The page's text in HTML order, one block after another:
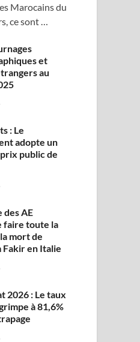
Marocains du
ce sont …
et
au
: Le
adopte un
public de
des AE
faire toute la
mort de
en Italie
2026 : Le taux
à 81,6%